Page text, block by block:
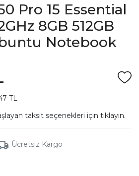
Pro 15 Essential
8GB 512GB
Notebook
TL
taksit seçenekleri için tıklayın.
Ücretsiz Kargo